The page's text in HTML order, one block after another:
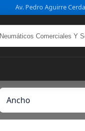
Av. Pedro Aguirre
c